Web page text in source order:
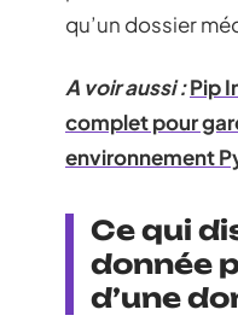
qu’un dossier
A voir aussi :Pip
complet pour
environnement
Ce qui
donnée
d’une